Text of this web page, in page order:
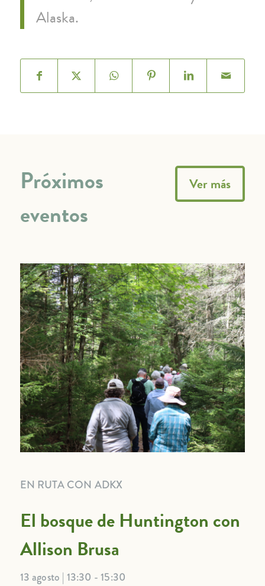
Alaska.
EN RUTA CON ADKX
El bosque de Huntington con
Allison Brusa
13 agosto | 13:30 - 15:30
Próximos
eventos
Ver más